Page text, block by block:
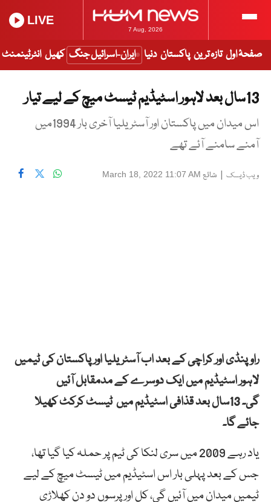
7 Aug, 2026
LIVE
صفحۂ اول تازہ ترین پاکستان دنیا ایران-اسرائیل جنگ کھیل انٹرٹینمنٹ
13سال بعد لاہور اسٹیڈیم ٹیسٹ میچ کے لیے تیار
اس میدان میں پاکستان اور آسٹریلیا آخری بار 1994میں
آمنے سامنے آئے تھے
ویب ڈیسک | شائع March 18, 2022 11:07 AM
راوپنڈی اور کراچی کے بعد اب آسٹریلیا اور پاکستان کی ٹیمیں
لاہور اسٹیڈیم میں ایک دوسرے کے مدمقابل آئیں
گی۔ 13سال بعد قذافی اسٹیڈیم میں ٹیسٹ کرکٹ کھیلا
جائے گا۔
یاد رہے 2009 میں سری لنکا کی ٹیم پر حملہ کیا گیا تھا،
جس کے بعد پہلی بار اس اسٹیڈیم میں ٹیسٹ میچ کے لیے
ٹیمیں میدان میں آئیں گی، کل اور پرسوں دو دن کھلاڑی